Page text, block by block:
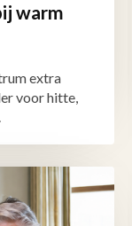
warm
extra
voor hitte,